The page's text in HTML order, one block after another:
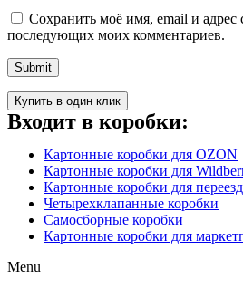
Сохранить моё имя, email и адрес
последующих моих комментариев.
Купить в один клик
Входит в коробки:
Картонные коробки для OZON
Картонные коробки для
Картонные коробки для
Четырехклапанные коробки
Самосборные коробки
Картонные коробки для
Menu